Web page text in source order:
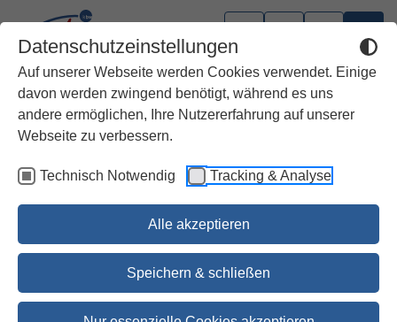
Datenschutzeinstellungen
Auf unserer Webseite werden Cookies verwendet. Einige
davon werden zwingend benötigt, während es uns
andere ermöglichen, Ihre Nutzererfahrung auf unserer
Webseite zu verbessern.
Technisch Notwendig Tracking & Analyse
Alle akzeptieren
Speichern & schließen